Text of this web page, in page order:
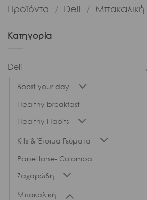
Προϊόντα / Deli / Μπακαλική
Κατηγορία
Deli
Boost your day
Healthy breakfast
Healthy Habits
Kits & Έτοιμα Γεύματα
Panettone- Colomba
Ζαχαρώδη
Μπακαλική